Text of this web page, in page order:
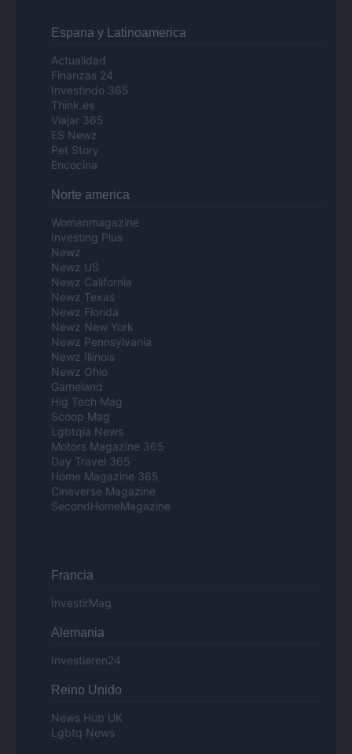
Espana y Latinoamerica
Actualidad
Finanzas 24
Investindo 365
Think.es
Viajar 365
ES Newz
Pet Story
Encocina
Norte america
Womanmagazine
Investing Plus
Newz
Newz US
Newz California
Newz Texas
Newz Florida
Newz New York
Newz Pennsylvania
Newz Illinois
Newz Ohio
Gameland
Hig Tech Mag
Scoop Mag
Lgbtqia News
Motors Magazine 365
Day Travel 365
Home Magazine 365
Cineverse Magazine
SecondHomeMagazine
Francia
InvestirMag
Alemania
Investieren24
Reino Unido
News Hub UK
Lgbtq News